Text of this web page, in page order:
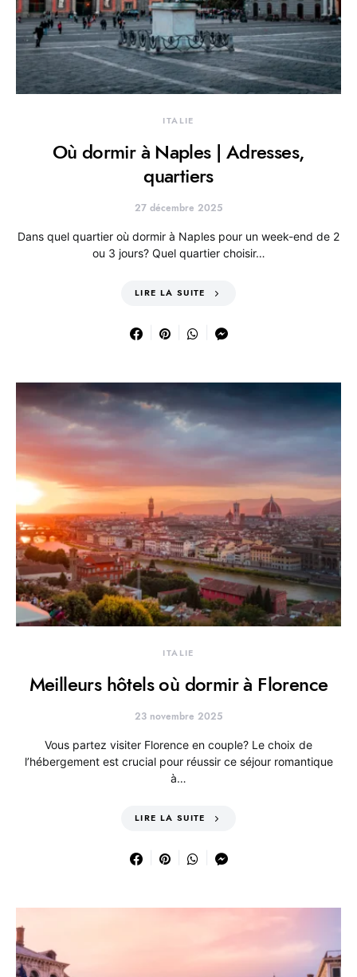
ITALIE
Où dormir à Naples | Adresses,
quartiers
27 décembre 2025
Dans quel quartier où dormir à Naples pour un week-end de 2
ou 3 jours? Quel quartier choisir…
LIRE LA SUITE
ITALIE
Meilleurs hôtels où dormir à Florence
23 novembre 2025
Vous partez visiter Florence en couple? Le choix de
l’hébergement est crucial pour réussir ce séjour romantique
à…
LIRE LA SUITE